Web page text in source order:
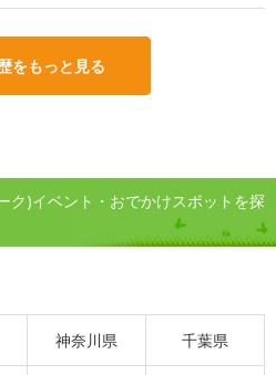
をもっと見る
ク)イベント・おでかけスポットを探
神奈川県 千葉県